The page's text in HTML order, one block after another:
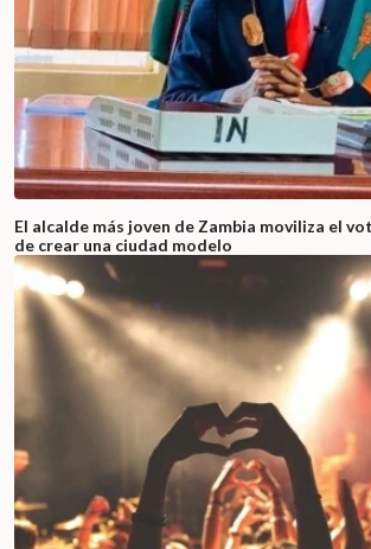
El alcalde más joven de Zambia moviliza el
de crear una ciudad modelo